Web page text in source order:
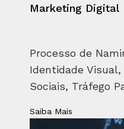
Marketing Digital
Processo de
Identidade
Sociais, Tráfego
Saiba Mais